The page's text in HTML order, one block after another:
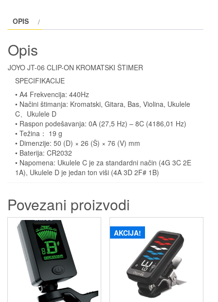
količina
OPIS
Opis
JOYO JT-06 CLIP-ON KROMATSKI ŠTIMER
SPECIFIKACIJE
• A4 Frekvencija: 440Hz
• Načini štimanja: Kromatski, Gitara, Bas, Violina, Ukulele
C、Ukulele D
• Raspon podešavanja: 0A (27,5 Hz) – 8C (4186,01 Hz)
• Težina： 19 g
• Dimenzije: 50 (D) × 26 (Š) × 76 (V) mm
• Baterija: CR2032
• Napomena: Ukulele C je za standardni način (4G 3C 2E
1A), Ukulele D je jedan ton viši (4A 3D 2F# 1B)
Povezani proizvodi
AKCIJA!